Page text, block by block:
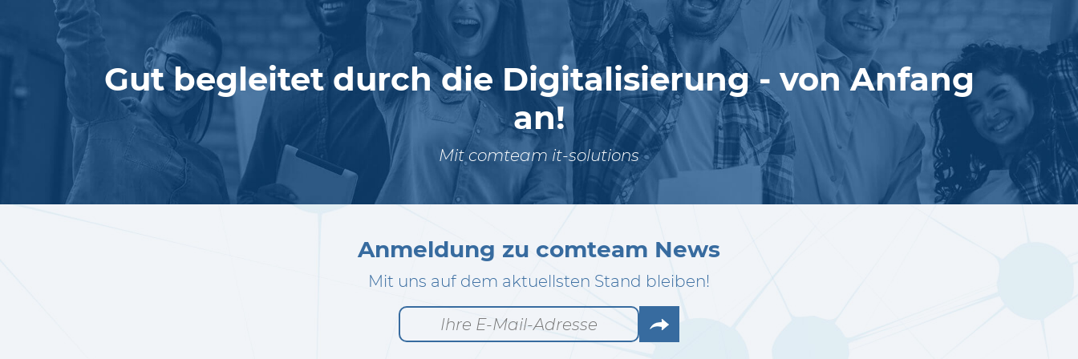
Gut begleitet durch die Digitalisierung - von Anfang
an!
Mit comteam it-solutions
Anmeldung zu comteam News
Mit uns auf dem aktuellsten Stand bleiben!
Go